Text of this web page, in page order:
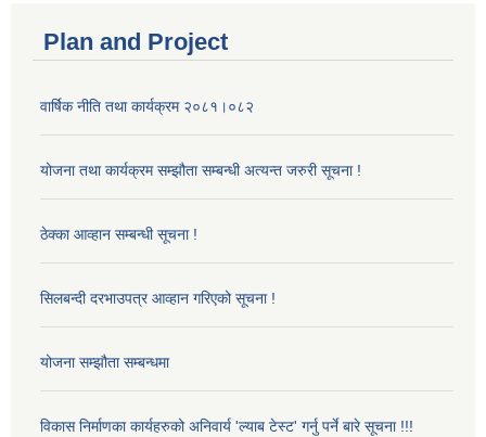
Plan and Project
वार्षिक नीति तथा कार्यक्रम २०८१।०८२
योजना तथा कार्यक्रम सम्झौता सम्बन्धी अत्यन्त जरुरी सूचना !
ठेक्का आव्हान सम्बन्धी सूचना !
सिलबन्दी दरभाउपत्र आव्हान गरिएको सूचना !
योजना सम्झौता सम्बन्धमा
विकास निर्माणका कार्यहरुको अनिवार्य 'ल्याब टेस्ट' गर्नु पर्ने बारे सूचना !!!